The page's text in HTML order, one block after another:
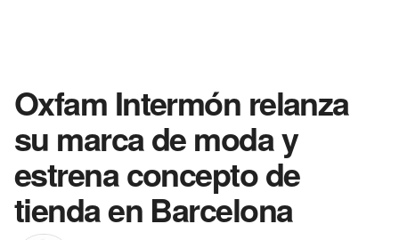
Oxfam Intermón relanza
su marca de moda y
estrena concepto de
tienda en Barcelona